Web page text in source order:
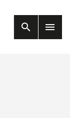
search menu